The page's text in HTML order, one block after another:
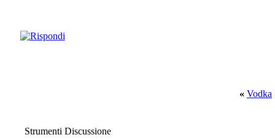
« Vodka
Strumenti Discussione